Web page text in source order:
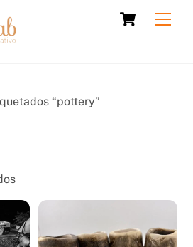
Cart
“pottery”
Sorted
latest